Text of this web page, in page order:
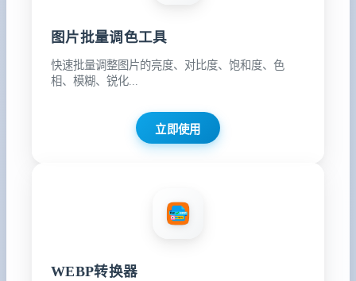
图片批量调色工具
快速批量调整图片的亮度、对比度、饱和度、色
相、模糊、锐化...
立即使用
WEBP转换器